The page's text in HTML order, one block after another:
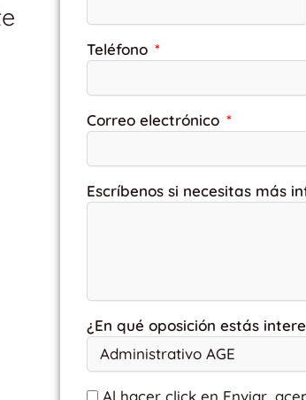
Teléfono
Correo electrónico
Escríbenos si necesitas más
¿En qué oposición estás
Al hacer click en Enviar,